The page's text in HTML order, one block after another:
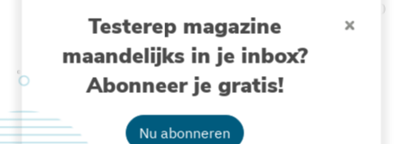
Testerep magazine
maandelijks in je inbox?
Abonneer je gratis!
Nu abonneren
meer dan 150
wetenschappelijke artikelsover het thema (marien)
zwerfvuil of microplastics.
Gezien het maatschappelijk belang van deze
problematiek, engageren niet enkel de Vlaamse
onderzoekers zich, maar groeit ook het aantal
initiatieven bij de spelers uit de Blauwe Economie.